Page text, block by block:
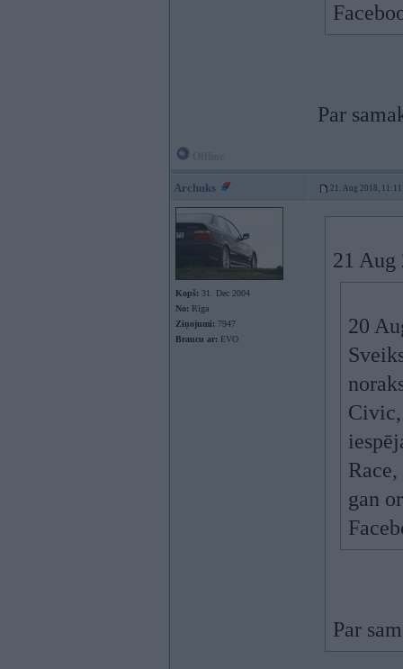
Par
Archuks 21. Aug 2018, 11:11
Kopš: 31. Dec 2004
No: Rīga
Ziņojumi: 7947
Braucu ar: EVO
21
20
Civic,
gan
Par